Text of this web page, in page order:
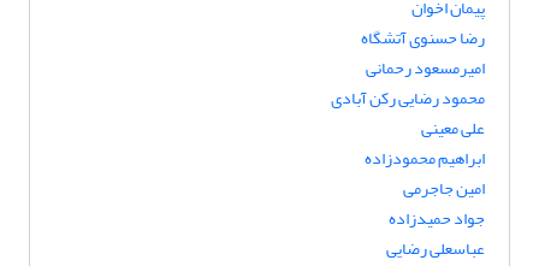
پیمان اخوان
رضا حسنوی آتشگاه
امیرمسعود رحمانی
محمود رضایی رکن آبادی
علی معینی
ابراهیم محمودزاده
امین جاجرمی
جواد حمیدزاده
عباسعلی رضایی